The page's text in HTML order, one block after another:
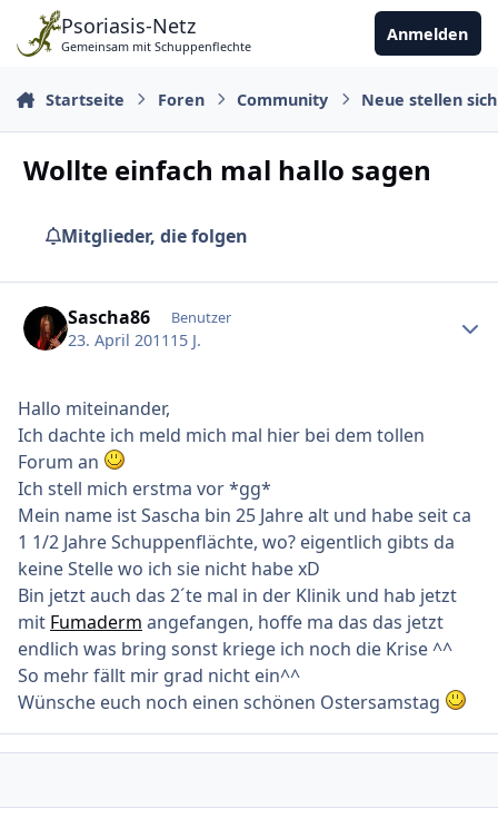
Zu Inhalt springen
Psoriasis-Netz
Gemeinsam mit Schuppenflechte
Anmelden
Startseite Foren Community Neue stellen
Wollte einfach mal hallo sagen
Mitglieder, die folgen
Sascha86 Benutzer
23. April 2011 15 J.
Hallo miteinander,
Ich dachte ich meld mich mal hier bei dem tollen
Forum an
Ich stell mich erstma vor *gg*
Mein name ist Sascha bin 25 Jahre alt und habe seit ca
1 1/2 Jahre Schuppenflächte, wo? eigentlich gibts da
keine Stelle wo ich sie nicht habe xD
Bin jetzt auch das 2´te mal in der Klinik und hab jetzt
mit Fumaderm angefangen, hoffe ma das das jetzt
endlich was bring sonst kriege ich noch die Krise ^^
So mehr fällt mir grad nicht ein^^
Wünsche euch noch einen schönen Ostersamstag